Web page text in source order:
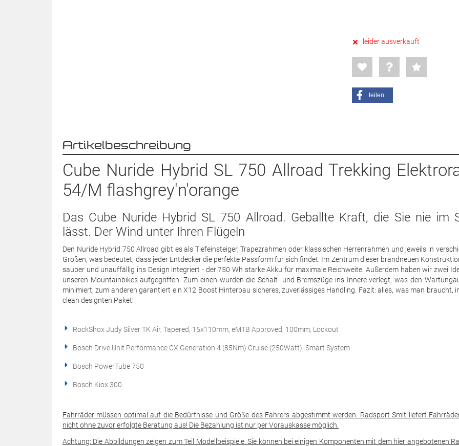
leider ausverkauft
teilen
Artikelbeschreibung
Cube Nuride Hybrid SL 750 Allroad Trekking
54/M flashgrey'n'orange
Das Cube Nuride Hybrid SL 750 Allroad. Geballte Kraft, die Sie nie im
lässt. Der Wind unter Ihren Flügeln
Den Nuride Hybrid 750 Allroad gibt es als Tiefeinsteiger, Trapezrahmen oder klassischen Herrenrahmen und jeweils in
Größen, was bedeutet, dass jeder Entdecker die perfekte Passform für sich findet. Im Zentrum dieser brandneuen
sauber und unauffällig ins Design integriert - der 750 Wh starke Akku für maximale Reichweite. Außerdem haben wir zwei
unseren Mountainbikes aufgegriffen. Zum einen wurden die Schalt- und Bremszüge ins Innere verlegt, was den
minimiert, zum anderen garantiert ein X12 Boost Hinterbau sicheres, zuverlässiges Handling. Fazit: alles, was man braucht,
clean designten Paket!
RockShox Judy Silver TK Air, Tapered, 15x110mm, eMTB Approved, 100mm, Lockout
Bosch Drive Unit Performance CX Generation 4 (85Nm) Cruise (250Watt), Smart System
Bosch PowerTube 750
Bosch Kiox 300
Fahrräder müssen optimal auf die Bedürfnisse und Größe des Fahrers abgestimmt werden. Radsport Smit liefert
nicht ohne zuvor erfolgte Beratung aus! Die Bezahlung ist nur per Vorauskasse möglich.
Achtung: Die Abbildungen zeigen zum Teil Modellbeispiele. Sie können bei einigen Komponenten mit dem hier angebotenen